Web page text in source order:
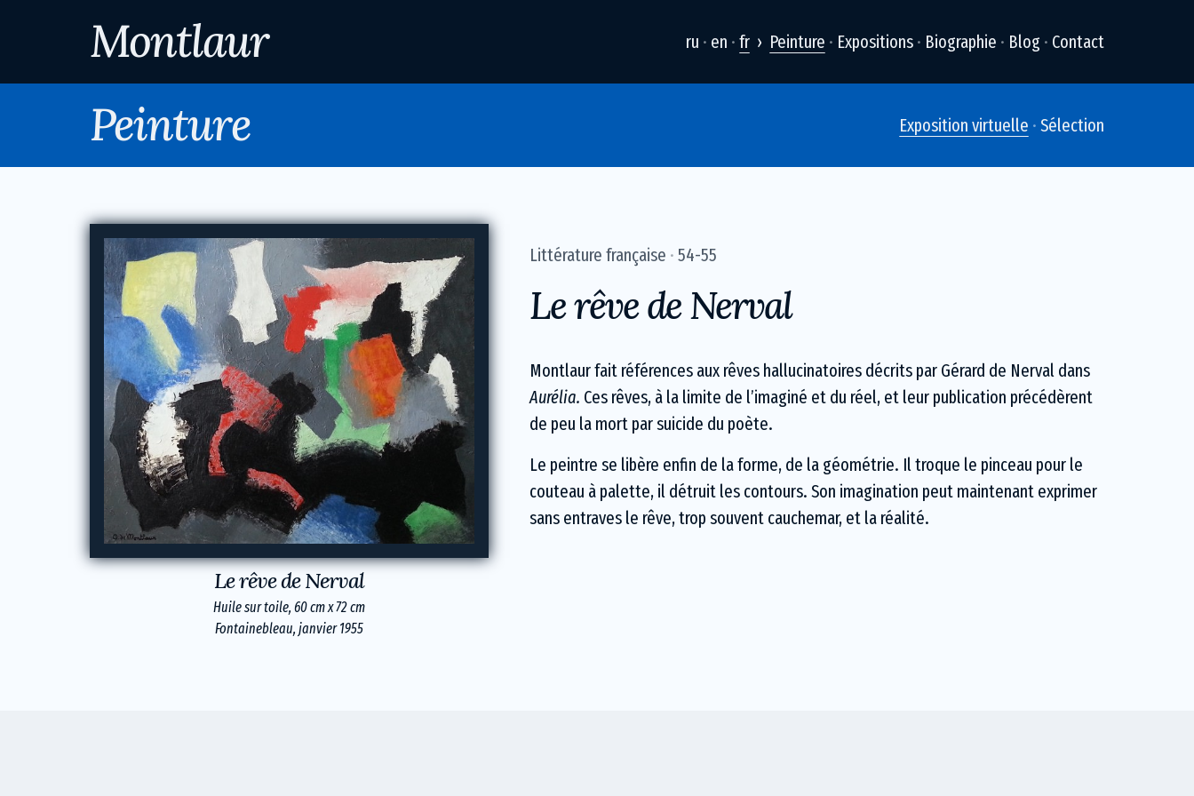
Montlaur ru en fr Peinture Expositions Biographie Blog Contact
Peinture Exposition virtuelle Sélection
Le rêve de Nerval
Huile sur toile, 60 cm x 72 cm
Fontainebleau, janvier 1955
Littérature française 54-55
Le rêve de Nerval
Montlaur fait références aux rêves hallucinatoires décrits par Gérard de Nerval dans
Aurélia. Ces rêves, à la limite de l’imaginé et du réel, et leur publication précédèrent
de peu la mort par suicide du poète.
Le peintre se libère enfin de la forme, de la géométrie. Il troque le pinceau pour le
couteau à palette, il détruit les contours. Son imagination peut maintenant exprimer
sans entraves le rêve, trop souvent cauchemar, et la réalité.